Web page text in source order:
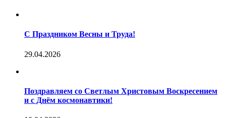
С Праздником Весны и Труда!
29.04.2026
Поздравляем со Светлым Христовым Воскресением
и с Днём космонавтики!